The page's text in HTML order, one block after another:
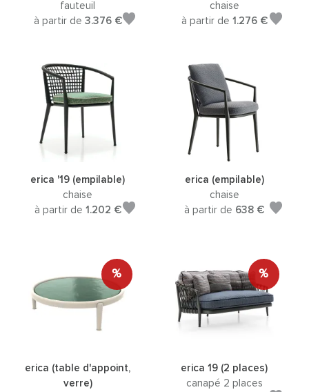
fauteuil
à partir de 3.376 €
chaise
à partir de 1.276 €
erica '19 (empilable)
chaise
à partir de 1.202 €
erica (empilable)
chaise
à partir de 638 €
%
erica (table d'appoint,
verre)
%
erica 19 (2 places)
canapé 2 places